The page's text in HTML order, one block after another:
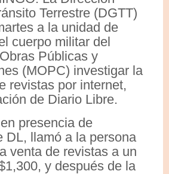
Terrestre (DGTT)
a la unidad de
cuerpo militar del
Públicas y
(MOPC) investigar la
revistas por internet,
de Diario Libre.
presencia de
DL, llamó a la persona
venta de revistas a un
y después de la